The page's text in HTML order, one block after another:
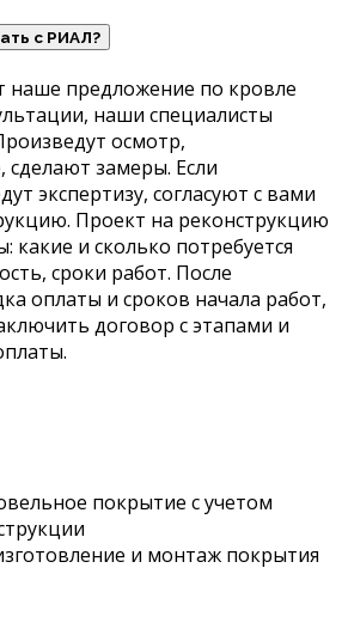
с РИАЛ?
наше предложение по кровле
наши специалисты
осмотр,
замеры. Если
экспертизу, согласуют с вами
Проект на реконструкцию
какие и сколько потребуется
сроки работ. После
оплаты и сроков начала работ,
договор с этапами и
покрытие с учетом
и монтаж покрытия